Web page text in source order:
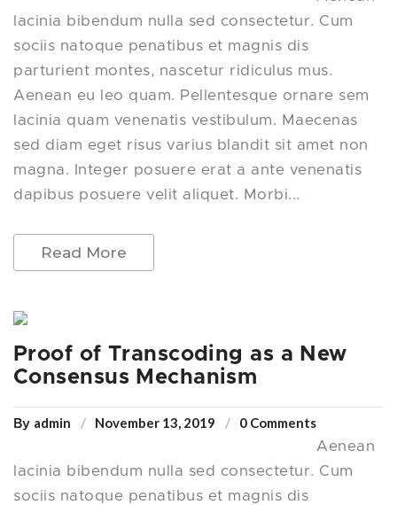
lacinia bibendum nulla sed consectetur. Cum
sociis natoque penatibus et magnis dis
parturient montes, nascetur ridiculus mus.
Aenean eu leo quam. Pellentesque ornare sem
lacinia quam venenatis vestibulum. Maecenas
sed diam eget risus varius blandit sit amet non
magna. Integer posuere erat a ante venenatis
dapibus posuere velit aliquet. Morbi...
Read More
Proof of Transcoding as a New
Consensus Mechanism
By admin November 13, 2019 0 Comments
Aenean
lacinia bibendum nulla sed consectetur. Cum
sociis natoque penatibus et magnis dis